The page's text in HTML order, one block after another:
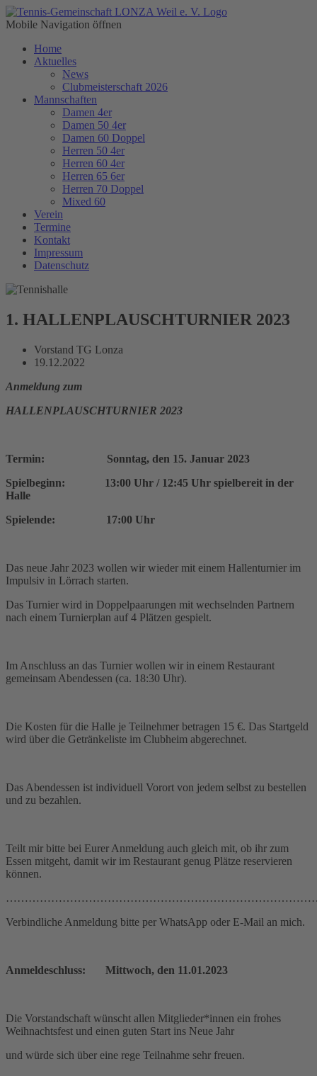
Mobile Navigation öffnen
Home
Aktuelles
News
Clubmeisterschaft 2026
Mannschaften
Damen 4er
Damen 50 4er
Damen 60 Doppel
Herren 50 4er
Herren 60 4er
Herren 65 6er
Herren 70 Doppel
Mixed 60
Verein
Termine
Kontakt
Impressum
Datenschutz
1. HALLENPLAUSCHTURNIER 2023
Vorstand TG Lonza
19.12.2022
Anmeldung zum
HALLENPLAUSCHTURNIER 2023
Termin: Sonntag, den 15. Januar 2023
Spielbeginn: 13:00 Uhr / 12:45 Uhr spielbereit in der
Halle
Spielende: 17:00 Uhr
Das neue Jahr 2023 wollen wir wieder mit einem Hallenturnier im
Impulsiv in Lörrach starten.
Das Turnier wird in Doppelpaarungen mit wechselnden Partnern
nach einem Turnierplan auf 4 Plätzen gespielt.
Im Anschluss an das Turnier wollen wir in einem Restaurant
gemeinsam Abendessen (ca. 18:30 Uhr).
Die Kosten für die Halle je Teilnehmer betragen 15 €. Das Startgeld
wird über die Getränkeliste im Clubheim abgerechnet.
Das Abendessen ist individuell Vorort von jedem selbst zu bestellen
und zu bezahlen.
Teilt mir bitte bei Eurer Anmeldung auch gleich mit, ob ihr zum
Essen mitgeht, damit wir im Restaurant genug Plätze reservieren
können.
Verbindliche Anmeldung bitte per WhatsApp oder E-Mail an mich.
Anmeldeschluss: Mittwoch, den 11.01.2023
Die Vorstandschaft wünscht allen Mitglieder*innen ein frohes
Weihnachtsfest und einen guten Start ins Neue Jahr
und würde sich über eine rege Teilnahme sehr freuen.